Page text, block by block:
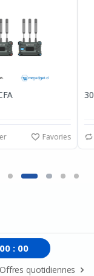
Favories
325.000
00 : 00
quotidiennes